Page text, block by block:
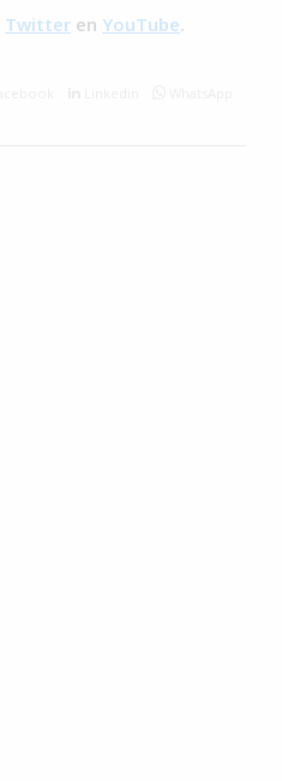
Twitter en YouTube.